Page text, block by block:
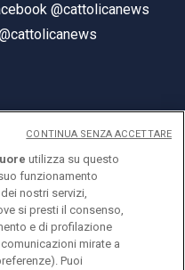
@cattolicanews
Cuore
utilizza su questo
funzionamento
nostri servizi,
si presti il consenso,
e di profilazione
mirate a
Puoi
CONTINUA SENZA ACCETTARE